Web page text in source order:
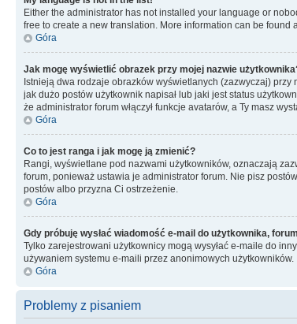
Either the administrator has not installed your language or
free to create a new translation. More information can be
Góra
Jak mogę wyświetlić obrazek przy mojej nazwie
Istnieją dwa rodzaje obrazków wyświetlanych (zazwyczaj)
jak dużo postów użytkownik napisał lub jaki jest status
że administrator forum włączył funkcje avatarów, a Ty masz
Góra
Co to jest ranga i jak mogę ją zmienić?
Rangi, wyświetlane pod nazwami użytkowników, oznaczają
forum, ponieważ ustawia je administrator forum. Nie pisz
postów albo przyzna Ci ostrzeżenie.
Góra
Gdy próbuję wysłać wiadomość e-mail do użytkownika,
Tylko zarejestrowani użytkownicy mogą wysyłać e-maile do
używaniem systemu e-maili przez anonimowych użytkowników.
Góra
Problemy z pisaniem